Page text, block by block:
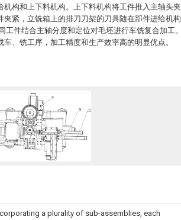
构和上下料机构。上下料机构将工件推入主轴头夹
紧，立铣箱上的排刀刀架的刀具随在部件进给机构
件结合主轴分度和定位对毛坯进行车铣复合加工。
、铣工序，加工精度和生产效率高的明显优点。
a plurality of sub-assemblies, each